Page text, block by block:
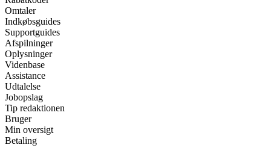
Omtaler
Indkøbsguides
Supportguides
Afspilninger
Oplysninger
Videnbase
Assistance
Udtalelse
Jobopslag
Tip redaktionen
Bruger
Min oversigt
Betaling